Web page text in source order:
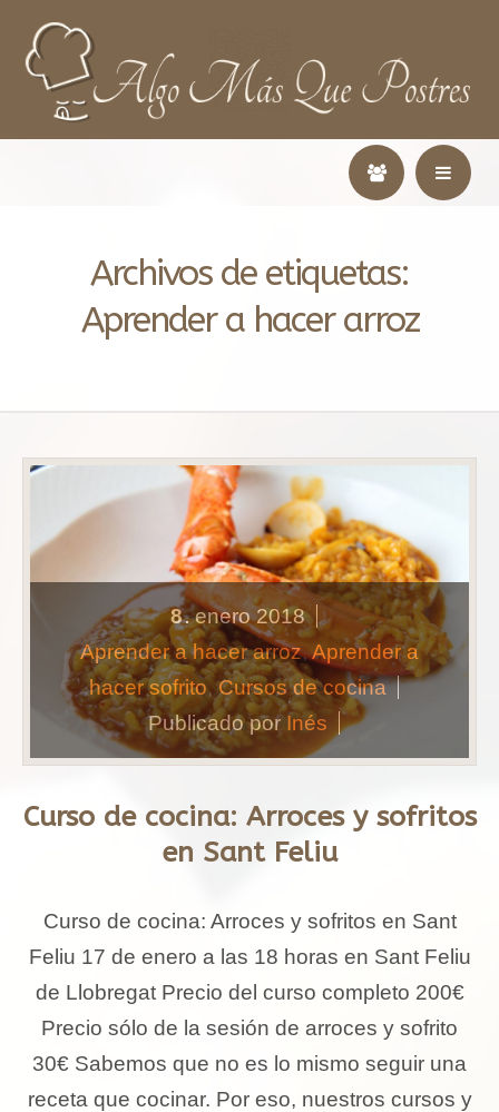
Archivos de etiquetas:
Aprender a hacer arroz
Curso de cocina: Arroces y sofritos
en Sant Feliu
8. enero2018
Aprender a hacer arroz,Aprender a
hacer sofrito,Cursos de cocina
Publicado porInés
Curso de cocina: Arroces y sofritos en Sant
Feliu 17 de enero a las 18 horas en Sant Feliu
de Llobregat Precio del curso completo 200€
Precio sólo de la sesión de arroces y sofrito
30€ Sabemos que no es lo mismo seguir una
receta que cocinar. Por eso, nuestros cursos y